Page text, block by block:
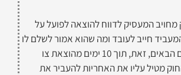
המעסיק לדווח להוצאה לפועל על
חייב לעובד ומה שהוא אמור לשלם לו
בשלושת החודשים הבאים, זאת, תוך 10 ימים מהוצאת צו
מטיל עליו את האחריות להעביר את